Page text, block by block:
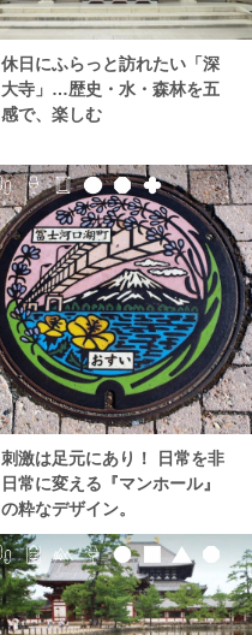
休日にふらっと訪れたい「深
大寺」…歴史・水・森林を五
感で、楽しむ
刺激は足元にあり！ 日常を非
日常に変える『マンホール』
の粋なデザイン。